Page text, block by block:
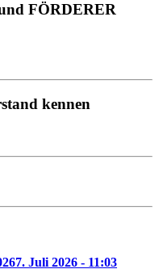
FÖRDERER
kennen
7. Juli 2026 - 11:03